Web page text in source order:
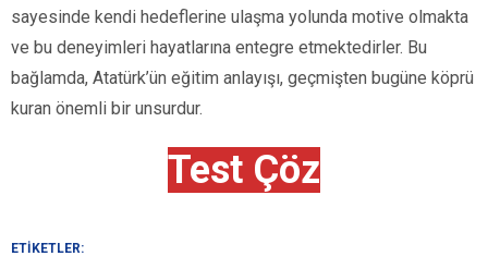
sayesinde kendi hedeflerine ulaşma yolunda motive olmakta
ve bu deneyimleri hayatlarına entegre etmektedirler. Bu
bağlamda, Atatürk’ün eğitim anlayışı, geçmişten bugüne köprü
kuran önemli bir unsurdur.
Test Çöz
ETİKETLER: